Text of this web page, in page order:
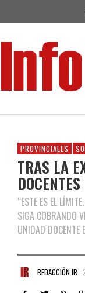
PROVINCIALES
TRAS LA
DOCENTES
“ESTE ES EL
SIGA COBRANDO
UNIDAD DOCENTE
REDACCIÓN IR